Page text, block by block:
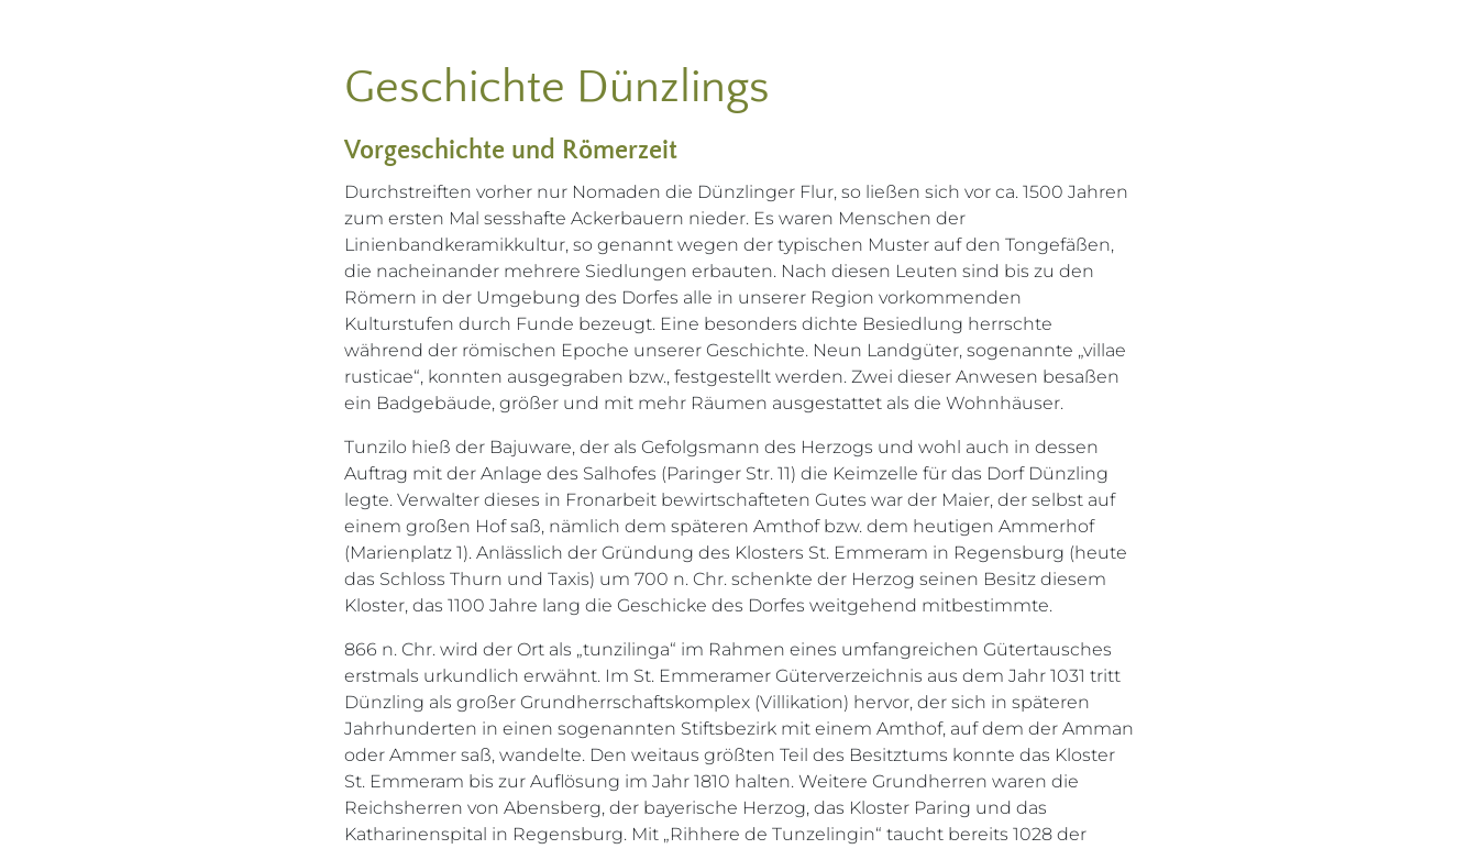
Geschichte Dünzlings
Vorgeschichte und Römerzeit
Durchstreiften vorher nur Nomaden die Dünzlinger Flur, so ließen sich vor ca. 1500 Jahren
zum ersten Mal sesshafte Ackerbauern nieder. Es waren Menschen der
Linienbandkeramikkultur, so genannt wegen der typischen Muster auf den Tongefäßen,
die nacheinander mehrere Siedlungen erbauten. Nach diesen Leuten sind bis zu den
Römern in der Umgebung des Dorfes alle in unserer Region vorkommenden
Kulturstufen durch Funde bezeugt. Eine besonders dichte Besiedlung herrschte
während der römischen Epoche unserer Geschichte. Neun Landgüter, sogenannte „villae
rusticae“, konnten ausgegraben bzw., festgestellt werden. Zwei dieser Anwesen besaßen
ein Badgebäude, größer und mit mehr Räumen ausgestattet als die Wohnhäuser.
Tunzilo hieß der Bajuware, der als Gefolgsmann des Herzogs und wohl auch in dessen
Auftrag mit der Anlage des Salhofes (Paringer Str. 11) die Keimzelle für das Dorf Dünzling
legte. Verwalter dieses in Fronarbeit bewirtschafteten Gutes war der Maier, der selbst auf
einem großen Hof saß, nämlich dem späteren Amthof bzw. dem heutigen Ammerhof
(Marienplatz 1). Anlässlich der Gründung des Klosters St. Emmeram in Regensburg (heute
das Schloss Thurn und Taxis) um 700 n. Chr. schenkte der Herzog seinen Besitz diesem
Kloster, das 1100 Jahre lang die Geschicke des Dorfes weitgehend mitbestimmte.
866 n. Chr. wird der Ort als „tunzilinga“ im Rahmen eines umfangreichen Gütertausches
erstmals urkundlich erwähnt. Im St. Emmeramer Güterverzeichnis aus dem Jahr 1031 tritt
Dünzling als großer Grundherrschaftskomplex (Villikation) hervor, der sich in späteren
Jahrhunderten in einen sogenannten Stiftsbezirk mit einem Amthof, auf dem der Amman
oder Ammer saß, wandelte. Den weitaus größten Teil des Besitztums konnte das Kloster
St. Emmeram bis zur Auflösung im Jahr 1810 halten. Weitere Grundherren waren die
Reichsherren von Abensberg, der bayerische Herzog, das Kloster Paring und das
Katharinenspital in Regensburg. Mit „Rihhere de Tunzelingin“ taucht bereits 1028 der